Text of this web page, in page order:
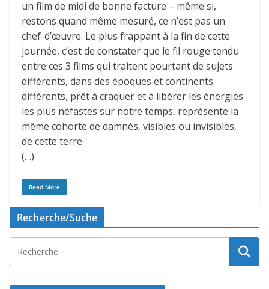
un film de midi de bonne facture – même si,
restons quand même mesuré, ce n’est pas un
chef-d’œuvre. Le plus frappant à la fin de cette
journée, c’est de constater que le fil rouge tendu
entre ces 3 films qui traitent pourtant de sujets
différents, dans des époques et continents
différents, prêt à craquer et à libérer les énergies
les plus néfastes sur notre temps, représente la
même cohorte de damnés, visibles ou invisibles,
de cette terre.
(…)
Read More
Recherche/Suche